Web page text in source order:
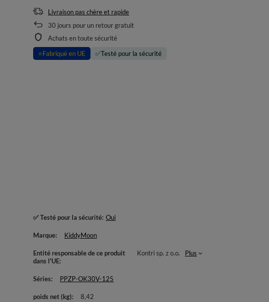
Livraison pas chère et rapide
30 jours pour un retour gratuit
Achats en toute sécurité
⭐Fabriqué en UE ✅Testé pour la sécurité
✅ Testé pour la sécurité Oui
Marque KiddyMoon
Entité responsable de ce produit
dans l'UE
Kontri sp. z o.o. Plus
Séries PPZP-OK30V-125
poids net (kg) 8,42